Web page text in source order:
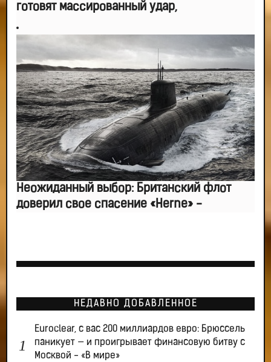
готовят массированный удар,
Неожиданный выбор: Британский флот
доверил свое спасение «Herne» -
НЕДАВНО ДОБАВЛЕННОЕ
Euroclear, с вас 200 миллиардов евро: Брюссель
паникует — и проигрывает финансовую битву с
Москвой - «В мире»